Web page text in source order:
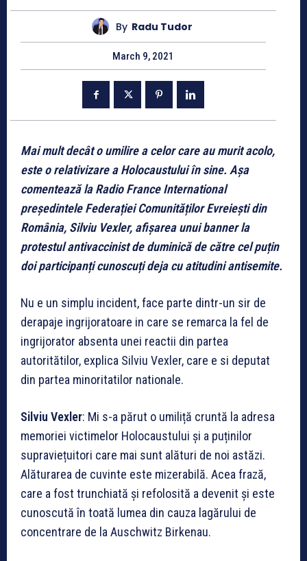
By Radu Tudor
March 9, 2021
Mai mult decât o umilire a celor care au murit acolo,
este o relativizare a Holocaustului în sine. Așa
comentează la Radio France International
președintele Federației Comunităților Evreiești din
România, Silviu Vexler, afișarea unui banner la
protestul antivaccinist de duminică de către cel puțin
doi participanți cunoscuți deja cu atitudini antisemite.
Nu e un simplu incident, face parte dintr-un sir de
derapaje ingrijoratoare in care se remarca la fel de
ingrijorator absenta unei reactii din partea
autoritătilor, explica Silviu Vexler, care e si deputat
din partea minoritatilor nationale.
Silviu Vexler: Mi s-a părut o umiliță cruntă la adresa
memoriei victimelor Holocaustului și a puținilor
supraviețuitori care mai sunt alături de noi astăzi.
Alăturarea de cuvinte este mizerabilă. Acea frază,
care a fost trunchiată și refolosită a devenit și este
cunoscută în toată lumea din cauza lagărului de
concentrare de la Auschwitz Birkenau.